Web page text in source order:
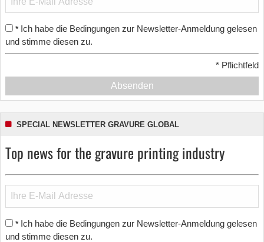
* Ich habe die Bedingungen zur Newsletter-Anmeldung gelesen
und stimme diesen zu.
* Pflichtfeld
Absenden
SPECIAL NEWSLETTER GRAVURE GLOBAL
Top news for the gravure printing industry
* Ich habe die Bedingungen zur Newsletter-Anmeldung gelesen
und stimme diesen zu.